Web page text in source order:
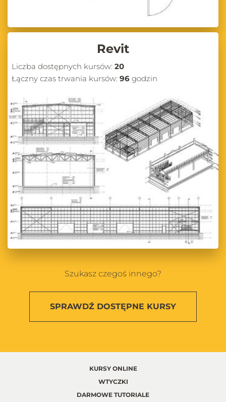
Revit
Liczba dostępnych kursów: 20
Łączny czas trwania kursów: 96 godzin
Szukasz czegoś innego?
SPRAWDŹ DOSTĘPNE KURSY
KURSY ONLINE
WTYCZKI
DARMOWE TUTORIALE